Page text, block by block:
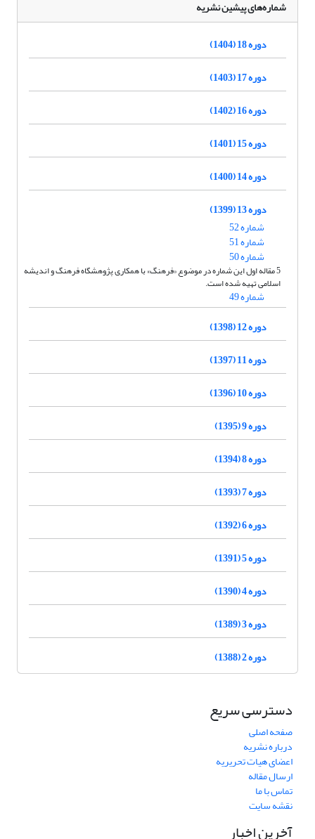
شماره‌های پیشین نشریه
دوره 18 (1404)
دوره 17 (1403)
دوره 16 (1402)
دوره 15 (1401)
دوره 14 (1400)
دوره 13 (1399)
شماره 52
شماره 51
شماره 50
5 مقاله اول این شماره در موضوع «فرهنگ» با همکاری پژوهشگاه فرهنگ و اندیشه
اسلامی تهیه شده است.
شماره 49
دوره 12 (1398)
دوره 11 (1397)
دوره 10 (1396)
دوره 9 (1395)
دوره 8 (1394)
دوره 7 (1393)
دوره 6 (1392)
دوره 5 (1391)
دوره 4 (1390)
دوره 3 (1389)
دوره 2 (1388)
دسترسی سریع
صفحه اصلی
درباره نشریه
اعضای هیات تحریریه
ارسال مقاله
تماس با ما
نقشه سایت
آخرین اخبار